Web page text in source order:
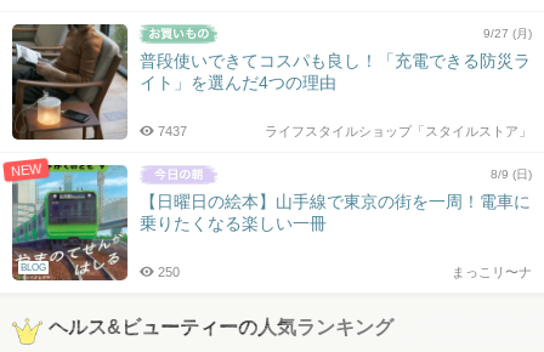
9/27 (月)
普段使いできてコスパも良し！「充電できる防災ラ
イト」を選んだ4つの理由
ライフスタイルショップ「スタイルストア」
7437
NEW
BLOG
8/9 (日)
【日曜日の絵本】山手線で東京の街を一周！電車に
乗りたくなる楽しい一冊
まっこリ〜ナ
250
ヘルス&ビューティーの人気ランキング